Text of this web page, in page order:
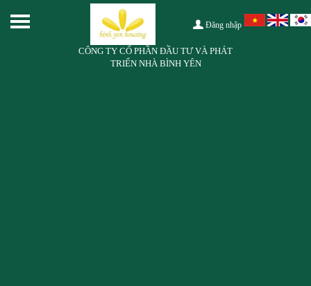
Đăng nhập
CÔNG TY CỔ PHẦN ĐẦU TƯ VÀ PHÁT
TRIỂN NHÀ BÌNH YÊN